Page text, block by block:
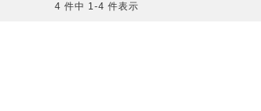
4 件中 1-4 件表示